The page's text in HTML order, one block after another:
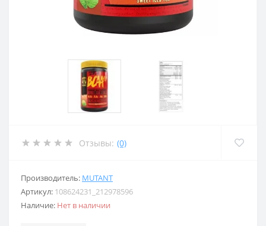
Отзывы: (0)
Производитель: MUTANT
Артикул: 108624231_212978596
Наличие: Нет в наличии